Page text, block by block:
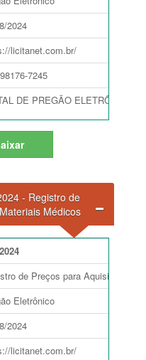
2024
licitanet.com.br/
7245
DE PREGÃO ELETRÔNICO
- Registro de
Médicos
de Preços para Aquisição de
Eletrônico
2024
licitanet.com.br/